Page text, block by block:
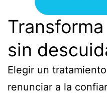
sin
Elegir un
renunciar a la